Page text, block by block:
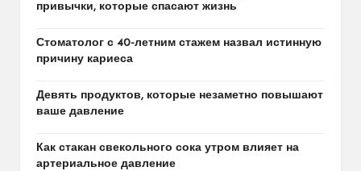
привычки, которые спасают жизнь
Стоматолог с 40-летним стажем назвал истинную
причину кариеса
Девять продуктов, которые незаметно повышают
ваше давление
Как стакан свекольного сока утром влияет на
артериальное давление